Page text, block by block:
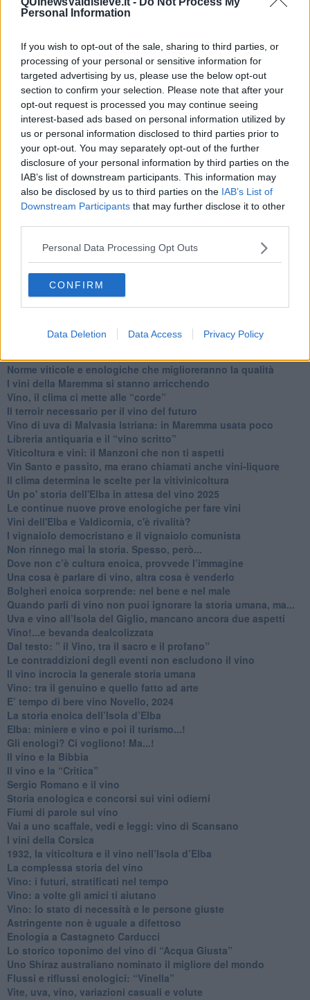
Personal Information
If you wish to opt-out of the sale, sharing to third parties, or
processing of your personal or sensitive information for
targeted advertising by us, please use the below opt-out
section to confirm your selection. Please note that after your
opt-out request is processed you may continue seeing
interest-based ads based on personal information utilized by
us or personal information disclosed to third parties prior to
your opt-out. You may separately opt-out of the further
disclosure of your personal information by third parties on the
IAB’s list of downstream participants. This information may
also be disclosed by us to third parties on the IAB’s List of
Downstream Participants that may further disclose it to other
Personal Data Processing Opt Outs
CONFIRM
Data Deletion Data Access Privacy Policy
Nadio Stronchi
Se vuoi leggere le notizie principali della Toscana iscriviti alla
Newsletter QUInews - ToscanaMedia.Arriva gratis tutti i giorni
alle 20:00 direttamente nella tua casella di posta.
Basta cliccareQUI
Fotogallery
Ti potrebbe interessare anche:
Articoli dal Blog “Vignaioli e vini” di Nadio Stronchi
​Che “Odissea sia”
Scuola di vita e creatività
Norme viticole e enologiche che miglioreranno la qualità
​I vini della Maremma si stanno arricchendo
Vino, il clima ci mette alle “corde”
Il terroir necessario per il vino del futuro
​Vino di uva di Malvasia Istriana: in Maremma usata poco
​Libreria antiquaria e il “vino scritto”
​Viticoltura e vini: il Manzoni che non ti aspetti
​Vin Santo e passito, ma erano chiamati anche vini-liquore
Il clima determina le scelte per la vitivinicoltura
Un po' storia dell'Elba in attesa del vino 2025
Le continue nuove prove enologiche per fare vini
Vini dell'Elba e Valdicornia, c'è rivalità?
​I vignaiolo democristano e il vignaiolo comunista
​Non rinnego mai la storia. Spesso, però...
​Dove non c’è cultura enoica, provvede l’immagine
​Una cosa è parlare di vino, altra cosa è venderlo
Bolgheri enoica sorprende: nel bene e nel male
​Quando parli di vino non puoi ignorare la storia umana, ma...
Uva e vino all’Isola del Giglio, mancano ancora due aspetti
​Vino!...e bevanda dealcolizzata
​Dal testo: ” il Vino, tra il sacro e il profano”
Le contraddizioni degli eventi non escludono il vino
​Il vino incrocia la generale storia umana
Vino: tra il genuino e quello fatto ad arte
E’ tempo di bere vino Novello, 2024
La storia enoica dell’Isola d’Elba
Elba: miniere e vino e poi il turismo...!
​Gli enologi? Ci vogliono! Ma...!
​Il vino e la Bibbia
​Il vino e la “Critica”
Sergio Romano e il vino
​Storia enologica e concorsi sui vini odierni
Fiumi di parole sul vino
​Vai a uno scaffale, vedi e leggi: vino di Scansano
​I vini della Corsica
​1932, la viticoltura e il vino nell’Isola d’Elba
​La complessa storia del vino
​Vino: i futuri, stratificati nel tempo
Vino: a volte gli amici ti aiutano
Vino: lo stato di necessità e le persone giuste
​Astringente non è uguale a difettoso
Enologia a Castagneto Carducci
Lo storico toponimo del vino di “Acqua Giusta”
Uno Shiraz australiano nominato il migliore del mondo
​Flussi e riflussi enologici: “Vinella”
Vite, uva, vino, variazioni casuali e volute